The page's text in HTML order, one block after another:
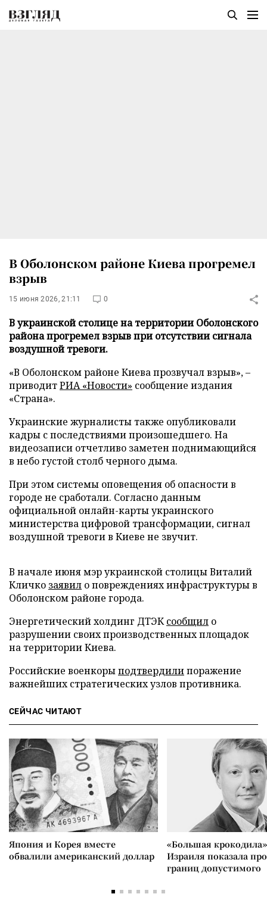
В Оболонском районе Киева прогремел
взрыв
15 июня 2026, 21:11 0
В украинской столице на территории Оболонского
района прогремел взрыв при отсутствии сигнала
воздушной тревоги.
«В Оболонском районе Киева прозвучал взрыв», –
приводитРИА «Новости» сообщение издания
«Страна».
Украинские журналисты также опубликовали
кадры с последствиями произошедшего. На
видеозаписи отчетливо заметен поднимающийся
в небо густой столб черного дыма.
При этом системы оповещения об опасности в
городе не сработали. Согласно данным
официальной онлайн-карты украинского
министерства цифровой трансформации, сигнал
воздушной тревоги в Киеве не звучит.
В начале июня мэр украинской столицы Виталий
Кличко заявил о повреждениях инфраструктуры в
Оболонском районе города.
Энергетический холдинг ДТЭКсообщил о
разрушении своих производственных площадок
на территории Киева.
Российские военкорыподтвердилипоражение
важнейших стратегических узлов противника.
СЕЙЧАС ЧИТАЮТ
Япония и Корея вместе
обвалили американский доллар
«Большая
Израиля показала
границ допустимого